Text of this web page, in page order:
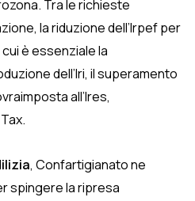
Tra le richieste
la riduzione dell’Irpef per
è essenziale la
dell’Iri, il superamento
all’Ires,
, Confartigianato ne
spingere la ripresa